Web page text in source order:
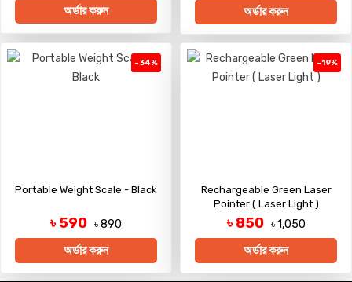
অর্ডার করুন অর্ডার করুন
-34%
Portable Weight Scale - Black
৳ 590 ৳ 890
অর্ডার করুন
-19%
Rechargeable Green Laser
Pointer ( Laser Light )
৳ 850 ৳ 1,050
অর্ডার করুন